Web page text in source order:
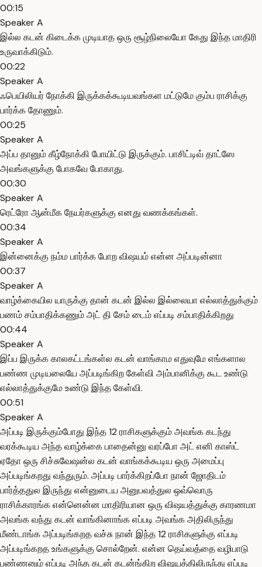
00:15
Speaker A
இல்ல கடன் கிடைக்க முடியாத ஒரு சூழ்நிலையோ கேது இந்த மாதிரி
உருவாக்கிடும்.
00:22
Speaker A
ஃபெயிலியர் நோக்கி இருக்கக்கூடியவங்கள மட்டுமே கும்ப ராசிக்கு
பார்க்க தோணும்.
00:25
Speaker A
அப்ப தானும் கீழ்நோக்கி போயிட்டு இருக்கும். பாசிட்டிவ் தாட்ஸே
அவங்களுக்கு போகவே போகாது.
00:30
Speaker A
ரெட்ரோ ஆன்மீக நேயர்களுக்கு எனது வணக்கங்கள்.
00:34
Speaker A
இன்னைக்கு நம்ம பார்க்க போற விஷயம் என்ன அப்படின்னா
00:37
Speaker A
வாழ்க்கையில யாருக்கு தான் கடன் இல்ல இல்லையா எல்லாத்துக்கும்
பணம் சம்பாதிக்கணும் அட் தி சேம் டைம் எப்படி சம்பாதிக்கிறது
00:44
Speaker A
இப்ப இருக்க காலகட்டங்கள்ல கடன் வாங்காம எதுவுமே எங்களால
பண்ண முடியலையே அப்படிங்கிற கேள்வி அம்பானிக்கு கூட உண்டு
எல்லாத்துக்குமே உண்டு இந்த கேள்வி.
00:51
Speaker A
அப்படி இருக்கும்போது இந்த 12 ராசிகளுக்கும் அவங்க கடந்து
வரக்கூடிய அந்த வாழ்க்கை பாதைன்னு வரப்போ அட் எனி காஸ்ட்
ஏதோ ஒரு சிச்சுவேஷன்ல கடன் வாங்கக்கூடிய ஒரு அமைப்பு
அப்படிங்கறது வந்துரும். அப்படி பார்க்கிறப்போ நான் ஜோதிடம்
பார்த்ததுல இருந்து என்னுடைய அனுபவத்துல ஒவ்வொரு
ராசிக்காரங்க என்னென்ன மாதிரியான ஒரு விஷயத்துக்கு காரணமா
அவங்க வந்து கடன் வாங்கினாங்க எப்படி அவங்க அதிலிருந்து
மீண்டாங்க அப்படிங்கறத வச்சு நான் இந்த 12 ராசிகளுக்கு எப்படி
அப்படிங்கறத உங்களுக்கு சொல்றேன். என்ன தெய்வத்தை வழிபாடு
பண்ணனும் எப்படி அந்த கடன் கடன்ங்கிற விஷயத்திலிருந்து எப்படி